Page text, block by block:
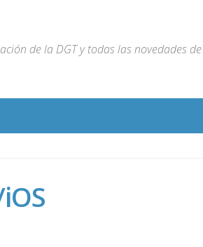
de la DGT y todas las novedades